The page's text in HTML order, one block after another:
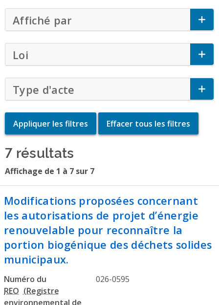
Affiché par Click to Expand Accordion
Loi
Type d'acte Click to Expand Accordion
7 résultats
Affichage de 1 à 7 sur 7
Modifications proposées concernant
les autorisations de projet d’énergie
renouvelable pour reconnaître la
portion biogénique des déchets solides
municipaux.
Numéro du
REO
026-0595